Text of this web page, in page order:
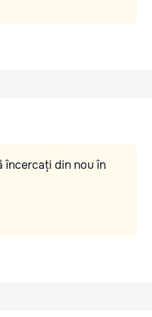
încercați din nou în